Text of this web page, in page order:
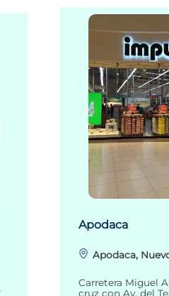
Apodaca
Apodaca,
Carretera Miguel
cruz con Av. del